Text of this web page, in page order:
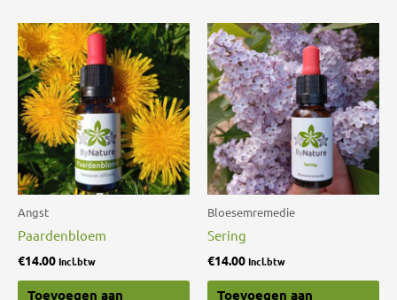
Angst
Paardenbloem
€14.00Incl.btw
Toevoegen aan
Bloesemremedie
Sering
€14.00Incl.btw
Toevoegen aan